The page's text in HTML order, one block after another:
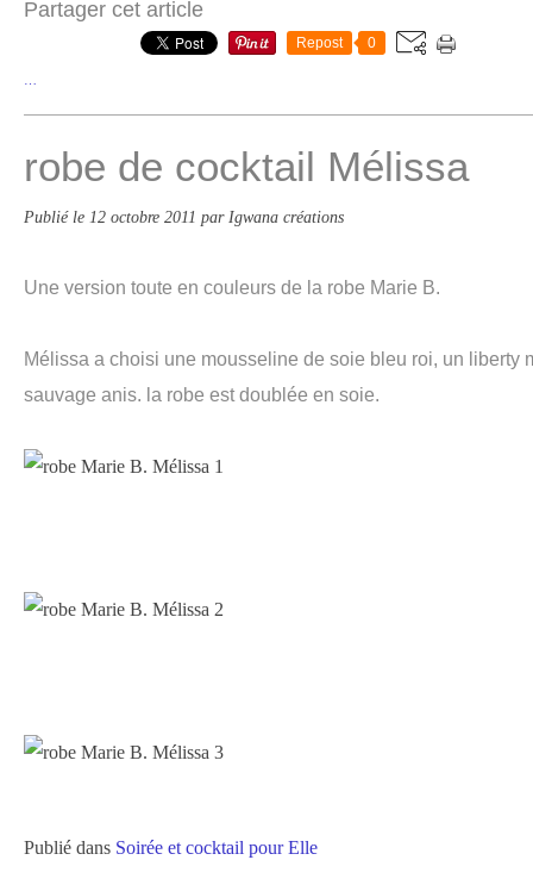
Partager cet article
Repost 0
robe de cocktail Mélissa
Publié le 12 octobre 2011 par Igwana créations
Une version toute en couleurs de la robe Marie B.
Mélissa a choisi une mousseline de soie bleu roi, un liberty
sauvage anis. la robe est doublée en soie.
Publié dans Soirée et cocktail pour Elle